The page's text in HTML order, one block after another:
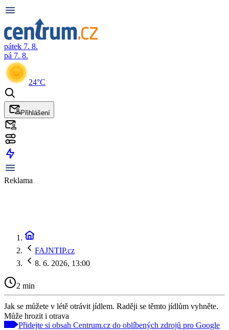
pátek 7. 8.
pá 7. 8.
24°C
Přihlášení
Reklama
FAJNTIP.cz
8. 6. 2026, 13:00
2 min
Jak se můžete v létě otrávit jídlem. Raději se těmto jídlům vyhněte.
Může hrozit i otrava
Přidejte si obsah Centrum.cz do oblíbených zdrojů pro Google